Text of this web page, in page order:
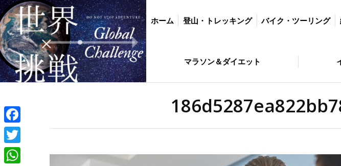
ホーム 登山・トレッキング バイク・ツーリング
マラソン＆ダイエット
Facebook
Twitter
ホーム 登山・トレッキング バイク・ツーリング 絶景・世界遺産（イ